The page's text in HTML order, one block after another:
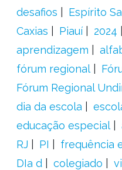
desafios
Espírito
Caxias
Piauí 2024
aprendizagem
fórum regional
Fórum Regional
dia da escola
educação especial
RJ
PI frequência
DIa d
colegiado